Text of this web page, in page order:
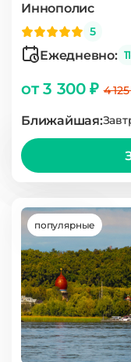
Иннополис
5
Ежедневно:
от 3 300 ₽4
Ближайшая:
популярные